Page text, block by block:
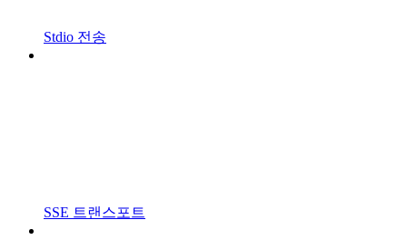
Stdio 전송
SSE 트랜스포트